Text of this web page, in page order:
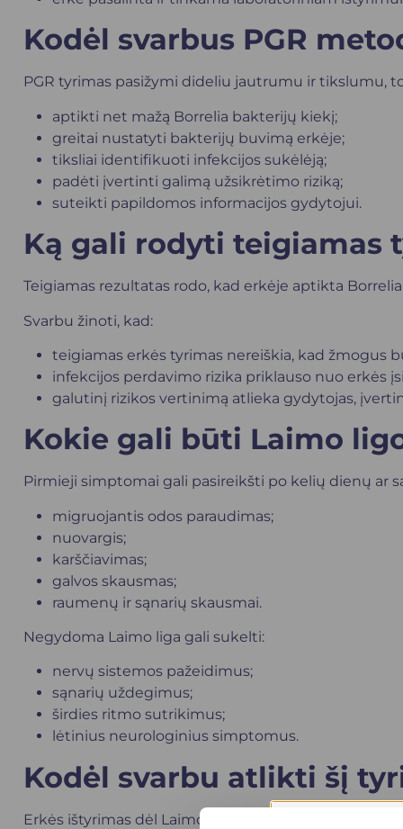
Kodėl svarbus PGR
PGR tyrimas pasižymi dideliu jautrumu ir tikslumu,
aptikti net mažą Borrelia bakterijų kiekį;
greitai nustatyti bakterijų buvimą erkėje;
tiksliai identifikuoti infekcijos sukėlėją;
padėti įvertinti galimą užsikrėtimo riziką;
suteikti papildomos informacijos gydytojui.
Ką gali rodyti teigiamas
Teigiamas rezultatas rodo, kad erkėje aptikta
Svarbu žinoti, kad:
teigiamas erkės tyrimas nereiškia, kad žmogus
infekcijos perdavimo rizika priklauso nuo erkės
galutinį rizikos vertinimą atlieka gydytojas,
Kokie gali būti Laimo
Pirmieji simptomai gali pasireikšti po kelių dienų ar
migruojantis odos paraudimas;
nuovargis;
karščiavimas;
galvos skausmas;
raumenų ir sąnarių skausmai.
Negydoma Laimo liga gali sukelti:
nervų sistemos pažeidimus;
sąnarių uždegimus;
širdies ritmo sutrikimus;
lėtinius neurologinius simptomus.
Kodėl svarbu atlikti šį
Erkės ištyrimas dėl Laimo ligos (PGR) padeda: